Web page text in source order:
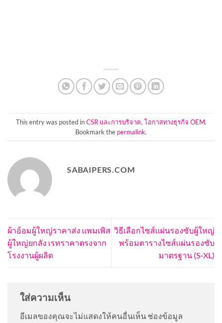
This entry was posted inCSR และการบริจาค, โอกาสทางธุรกิจ OEM.
Bookmark the permalink.
SABAIPERS.COM
ผ้าอ้อมผู้ใหญ่ราคาส่ง แพมเพิส
ผู้ใหญ่ยกลัง เรทราคาตรงจาก
โรงงานผู้ผลิต
วิธีเลือกไซส์แผ่นรองซับผู้ใหญ่
พร้อมตารางไซส์แผ่นรองซับ
มาตรฐาน (S-XL)
ใส่ความเห็น
อีเมลของคุณจะไม่แสดงให้คนอื่นเห็น ช่องข้อมูล